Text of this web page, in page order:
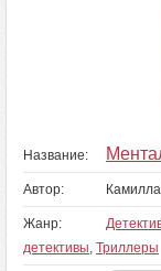
Название:
Автор:
Жанр:
детективы, Триллеры